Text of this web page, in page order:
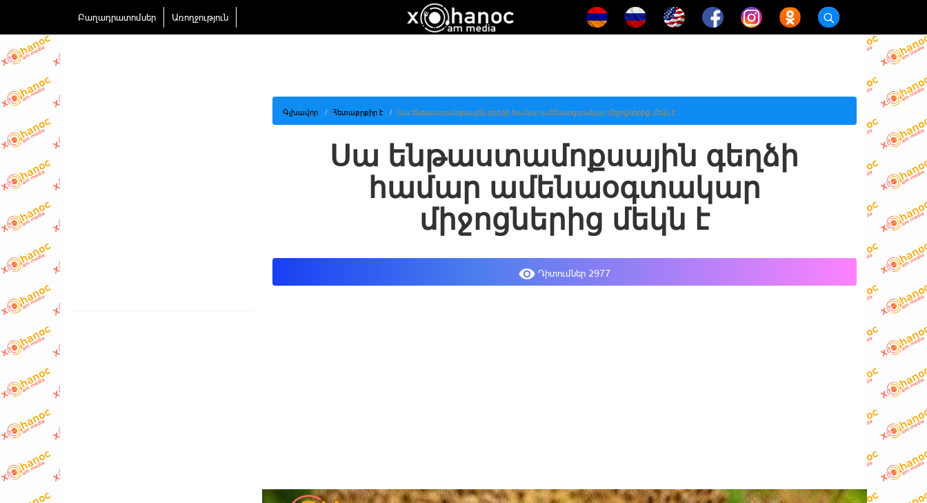
Բաղադրատոմսեր Առողջություն
Գլխավոր Հետաքրքիր է Սա ենթաստամոքսային գեղձի համար ամենաօգտակար միջոցներից մեկն է
Սա ենթաստամոքսային գեղձի
համար ամենաօգտակար
միջոցներից մեկն է
Դիտումներ 2977